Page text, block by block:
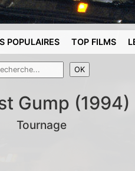
POPULAIRES TOP FILMS
Gump (1994)
Tournage